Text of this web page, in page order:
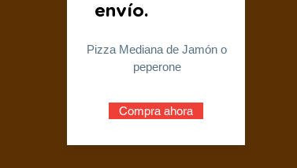
envío.
Pizza Mediana de Jamón o
peperone
Compra ahora